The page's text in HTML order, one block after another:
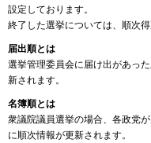
設定しております。
終了した選挙については、順次得
届出順とは
選挙管理委員会に届け出があっ
新されます。
名簿順とは
衆議院議員選挙の場合、各政党
に順次情報が更新されます。